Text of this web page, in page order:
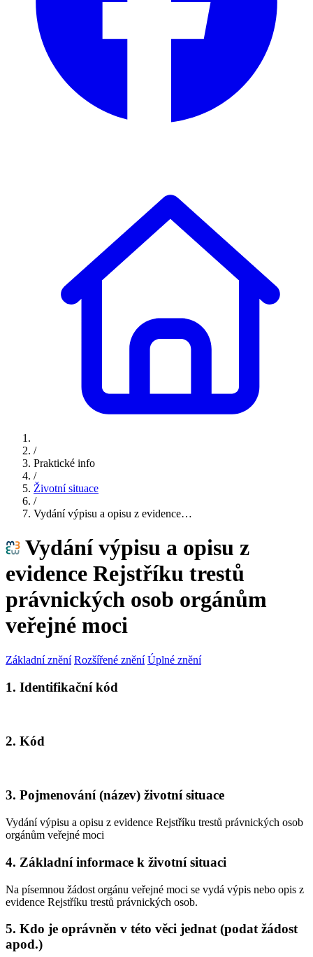
/
Praktické info
/
Životní situace
/
Vydání výpisu a opisu z evidence…
Vydání výpisu a opisu z
evidence Rejstříku trestů
právnických osob orgánům
veřejné moci
Základní znění Rozšířené znění Úplné znění
1. Identifikační kód
2. Kód
3. Pojmenování (název) životní situace
Vydání výpisu a opisu z evidence Rejstříku trestů právnických osob
orgánům veřejné moci
4. Základní informace k životní situaci
Na písemnou žádost orgánu veřejné moci se vydá výpis nebo opis z
evidence Rejstříku trestů právnických osob.
5. Kdo je oprávněn v této věci jednat (podat žádost
apod.)